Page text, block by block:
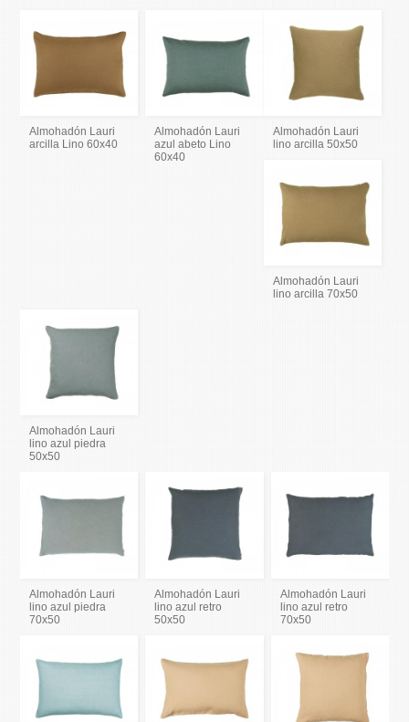
Almohadón Lauri
arcilla Lino 60x40
Almohadón Lauri
azul abeto Lino
60x40
Almohadón Lauri
lino arcilla 50x50
Almohadón Lauri
lino arcilla 70x50
Almohadón Lauri
lino azul piedra
50x50
Almohadón Lauri
lino azul piedra
70x50
Almohadón Lauri
lino azul retro
50x50
Almohadón Lauri
lino azul retro
70x50